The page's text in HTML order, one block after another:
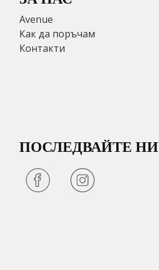
Avenue
Как да поръчам
Контакти
ПОСЛЕДВАЙТЕ НИ